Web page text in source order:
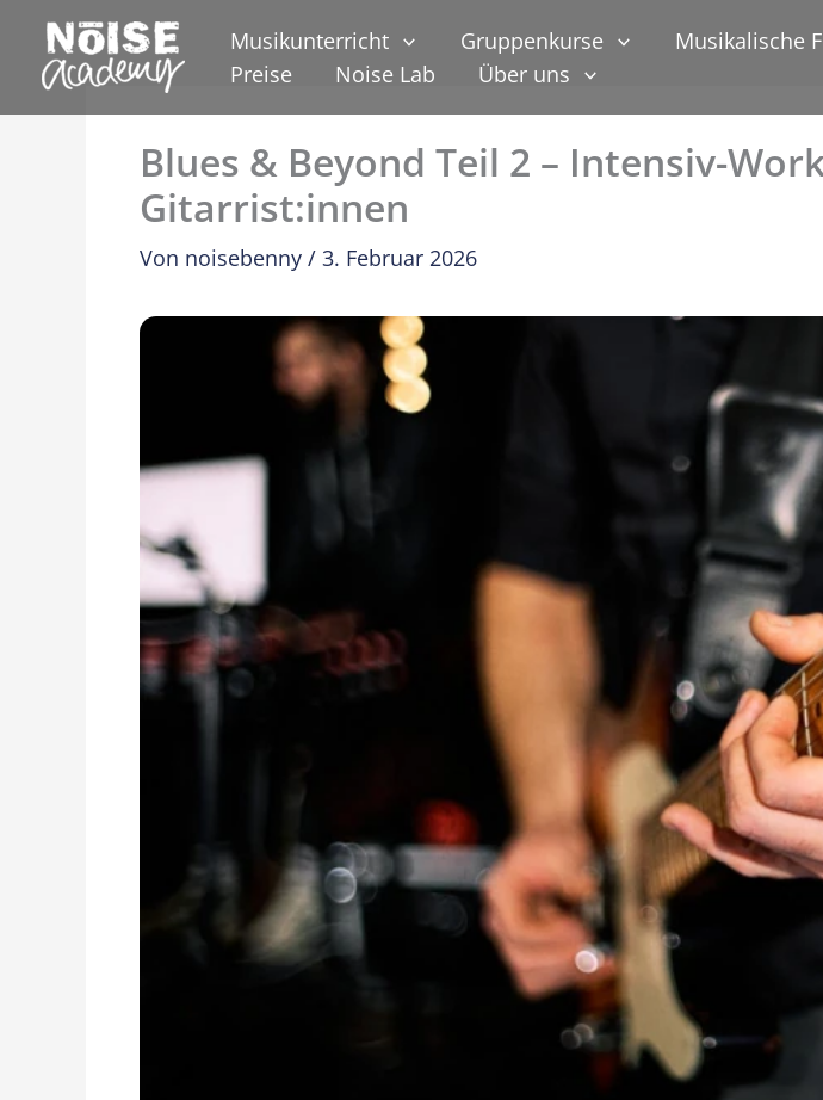
Inhalt
springen
Musikunterricht Gruppenkurse Musikalische
Preise
Noise Lab Über uns
Blues & Beyond Teil 2 – Intensiv-
Gitarrist:innen
Von noisebenny / 3. Februar 2026